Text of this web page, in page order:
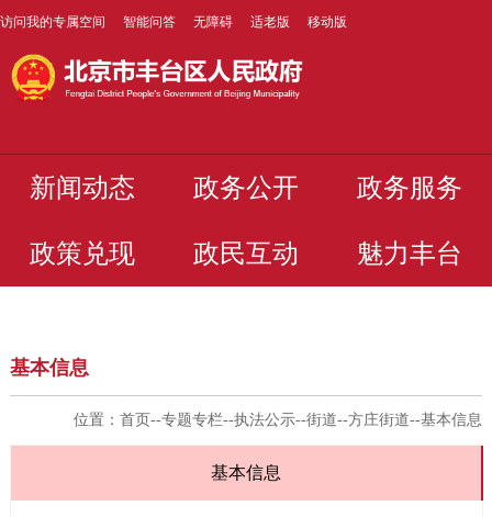
访问我的专属空间 智能问答 无障碍 适老版 移动版
新闻动态 政务公开 政务服务
政策兑现 政民互动 魅力丰台
基本信息
位置：首页--专题专栏--执法公示--街道--方庄街道--基本信息
基本信息